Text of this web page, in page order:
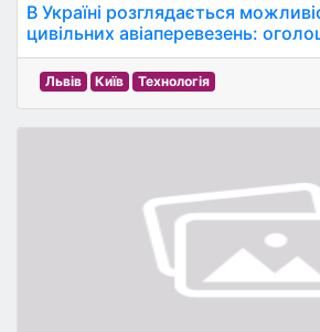
В Україні розглядається
цивільних авіаперевезень:
Львів Київ Технологія